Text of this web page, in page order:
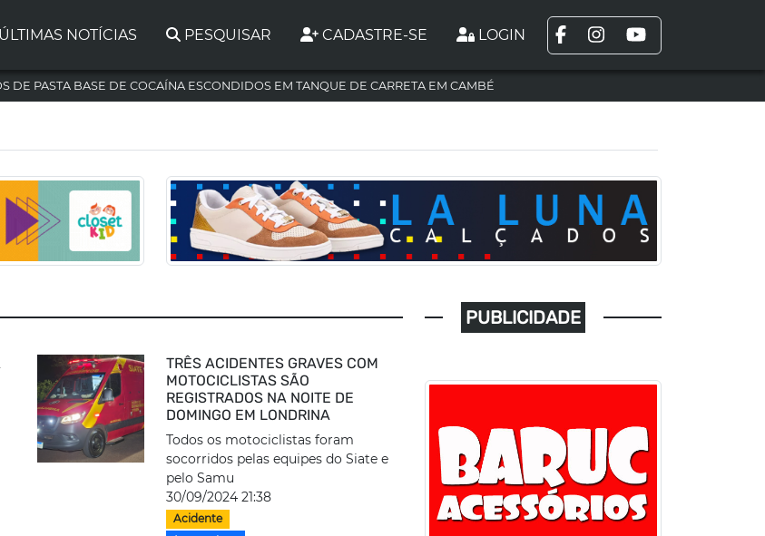
ÚLTIMAS NOTÍCIAS PESQUISAR CADASTRE-SE LOGIN
DE PASTA BASE DE COCAÍNA ESCONDIDOS EM TANQUE DE CARRETA EM CAMBÉ
TRÊS ACIDENTES GRAVES COM
MOTOCICLISTAS SÃO
REGISTRADOS NA NOITE DE
DOMINGO EM LONDRINA
Todos os motociclistas foram
socorridos pelas equipes do Siate e
pelo Samu
30/09/2024 21:38
Acidente
PUBLICIDADE